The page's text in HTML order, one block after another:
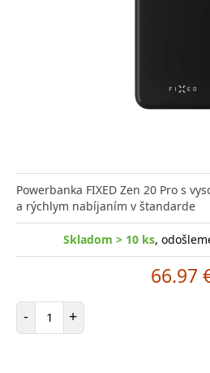
Powerbanka FIXED Zen 20 Pro s
a rýchlym nabíjaním v štandarde
Skladom > 10 ks,
66.97
- Počet položiek
+